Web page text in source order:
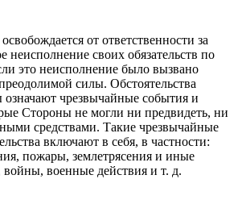
от ответственности за
неисполнение своих обязательств по
это неисполнение было вызвано
силы. Обстоятельства
чрезвычайные события и
Стороны не могли ни предвидеть, ни
средствами. Такие чрезвычайные
включают в себя, в частности:
пожары, землетрясения и иные
военные действия и т. д.